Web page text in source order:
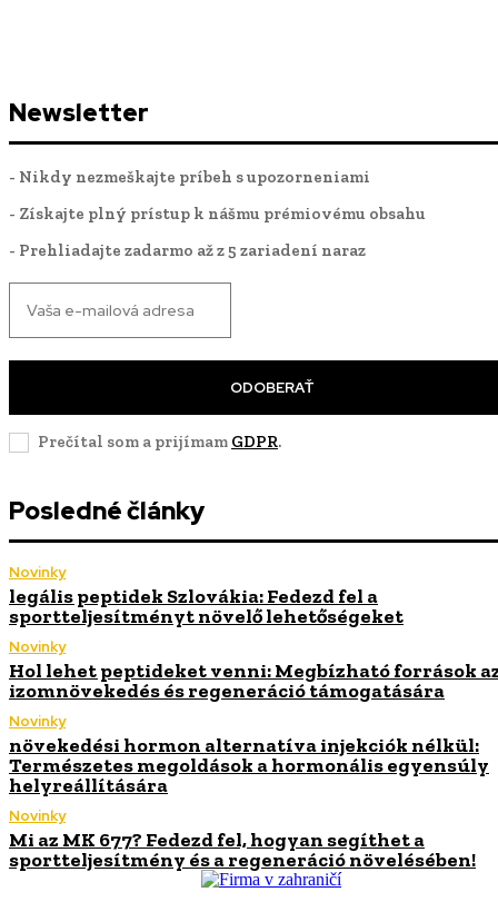
Newsletter
- Nikdy nezmeškajte príbeh s upozorneniami
- Získajte plný prístup k nášmu prémiovému obsahu
- Prehliadajte zadarmo až z 5 zariadení naraz
ODOBERAŤ
Prečítal som a prijímam GDPR.
Posledné články
Novinky
legális peptidek Szlovákia: Fedezd fel a
sportteljesítményt növelő lehetőségeket
Novinky
Hol lehet peptideket venni: Megbízható források
izomnövekedés és regeneráció támogatására
Novinky
növekedési hormon alternatíva injekciók nélkül:
Természetes megoldások a hormonális egyensúly
helyreállítására
Novinky
Mi az MK 677? Fedezd fel, hogyan segíthet a
sportteljesítmény és a regeneráció növelésében!